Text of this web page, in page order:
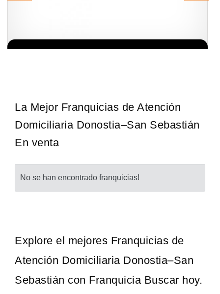
La Mejor Franquicias de Atención
Domiciliaria Donostia–San Sebastián
En venta
No se han encontrado franquicias!
Explore el mejores Franquicias de
Atención Domiciliaria Donostia–San
Sebastián con Franquicia Buscar hoy.